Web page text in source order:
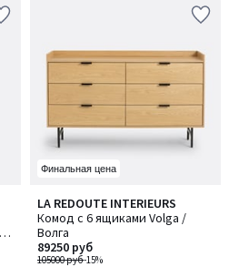
Финальная цена
LA REDOUTE INTERIEURS
Комод с 6 ящиками Volga /
Волга
105000 руб-15%
89250 руб
4,3
/ 5